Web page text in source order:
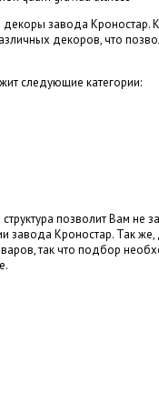
завода Кроностар.
декоров, что
следующие категории:
позволит Вам не
завода Кроностар. Так же,
так что подбор